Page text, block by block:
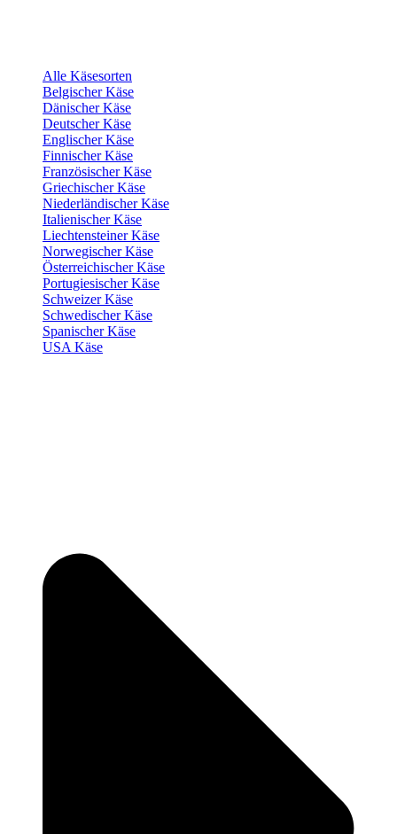
Alle Käsesorten
Belgischer Käse
Dänischer Käse
Deutscher Käse
Englischer Käse
Finnischer Käse
Französischer Käse
Griechischer Käse
Niederländischer Käse
Italienischer Käse
Liechtensteiner Käse
Norwegischer Käse
Österreichischer Käse
Portugiesischer Käse
Schweizer Käse
Schwedischer Käse
Spanischer Käse
USA Käse